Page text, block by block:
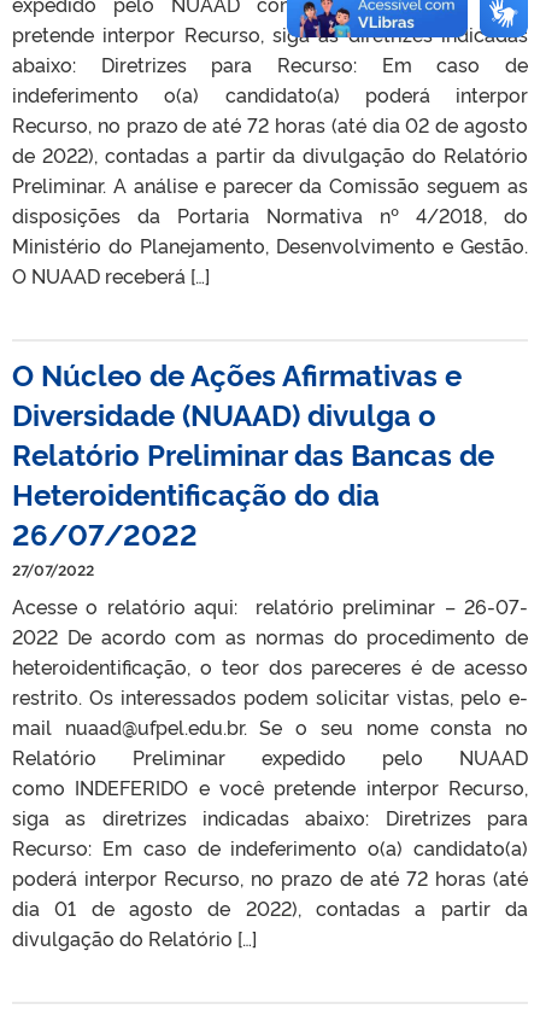
pretende interpor Recurso, siga as diretrizes indicadas
abaixo: Diretrizes para Recurso: Em caso de
indeferimento o(a) candidato(a) poderá interpor
Recurso, no prazo de até 72 horas (até dia 02 de agosto
de 2022), contadas a partir da divulgação do Relatório
Preliminar. A análise e parecer da Comissão seguem as
disposições da Portaria Normativa nº 4/2018, do
Ministério do Planejamento, Desenvolvimento e Gestão.
O NUAAD receberá […]
O Núcleo de Ações Afirmativas e
Diversidade (NUAAD) divulga o
Relatório Preliminar das Bancas de
Heteroidentificação do dia
26/07/2022
27/07/2022
Acesse o relatório aqui: relatório preliminar – 26-07-
2022 De acordo com as normas do procedimento de
heteroidentificação, o teor dos pareceres é de acesso
restrito. Os interessados podem solicitar vistas, pelo e-
mail nuaad@ufpel.edu.br. Se o seu nome consta no
Relatório Preliminar expedido pelo NUAAD
como INDEFERIDO e você pretende interpor Recurso,
siga as diretrizes indicadas abaixo: Diretrizes para
Recurso: Em caso de indeferimento o(a) candidato(a)
poderá interpor Recurso, no prazo de até 72 horas (até
dia 01 de agosto de 2022), contadas a partir da
divulgação do Relatório […]